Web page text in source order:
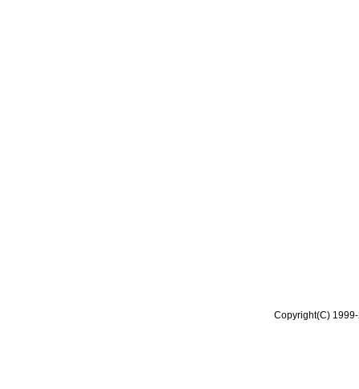
Copyright(C)